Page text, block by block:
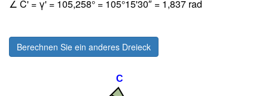
∠ C' = γ' = 105,258° = 105°15'30″ = 1,837 rad
Berechnen Sie ein anderes Dreieck